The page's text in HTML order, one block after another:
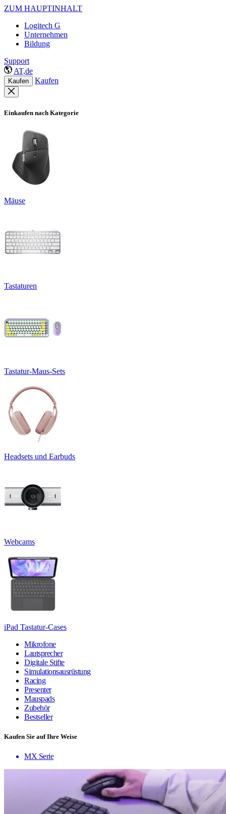
ZUM HAUPTINHALT
Logitech G
Unternehmen
Bildung
Support
AT,de
Kaufen Kaufen
Einkaufen nach Kategorie
Mäuse
Tastaturen
Tastatur-Maus-Sets
Headsets und Earbuds
Webcams
iPad Tastatur-Cases
Mikrofone
Lautsprecher
Digitale Stifte
Simulationsausrüstung
Racing
Presenter
Mauspads
Zubehör
Bestseller
Kaufen Sie auf Ihre Weise
MX Serie